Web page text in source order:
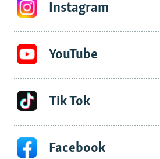
Instagram
YouTube
Tik Tok
Facebook